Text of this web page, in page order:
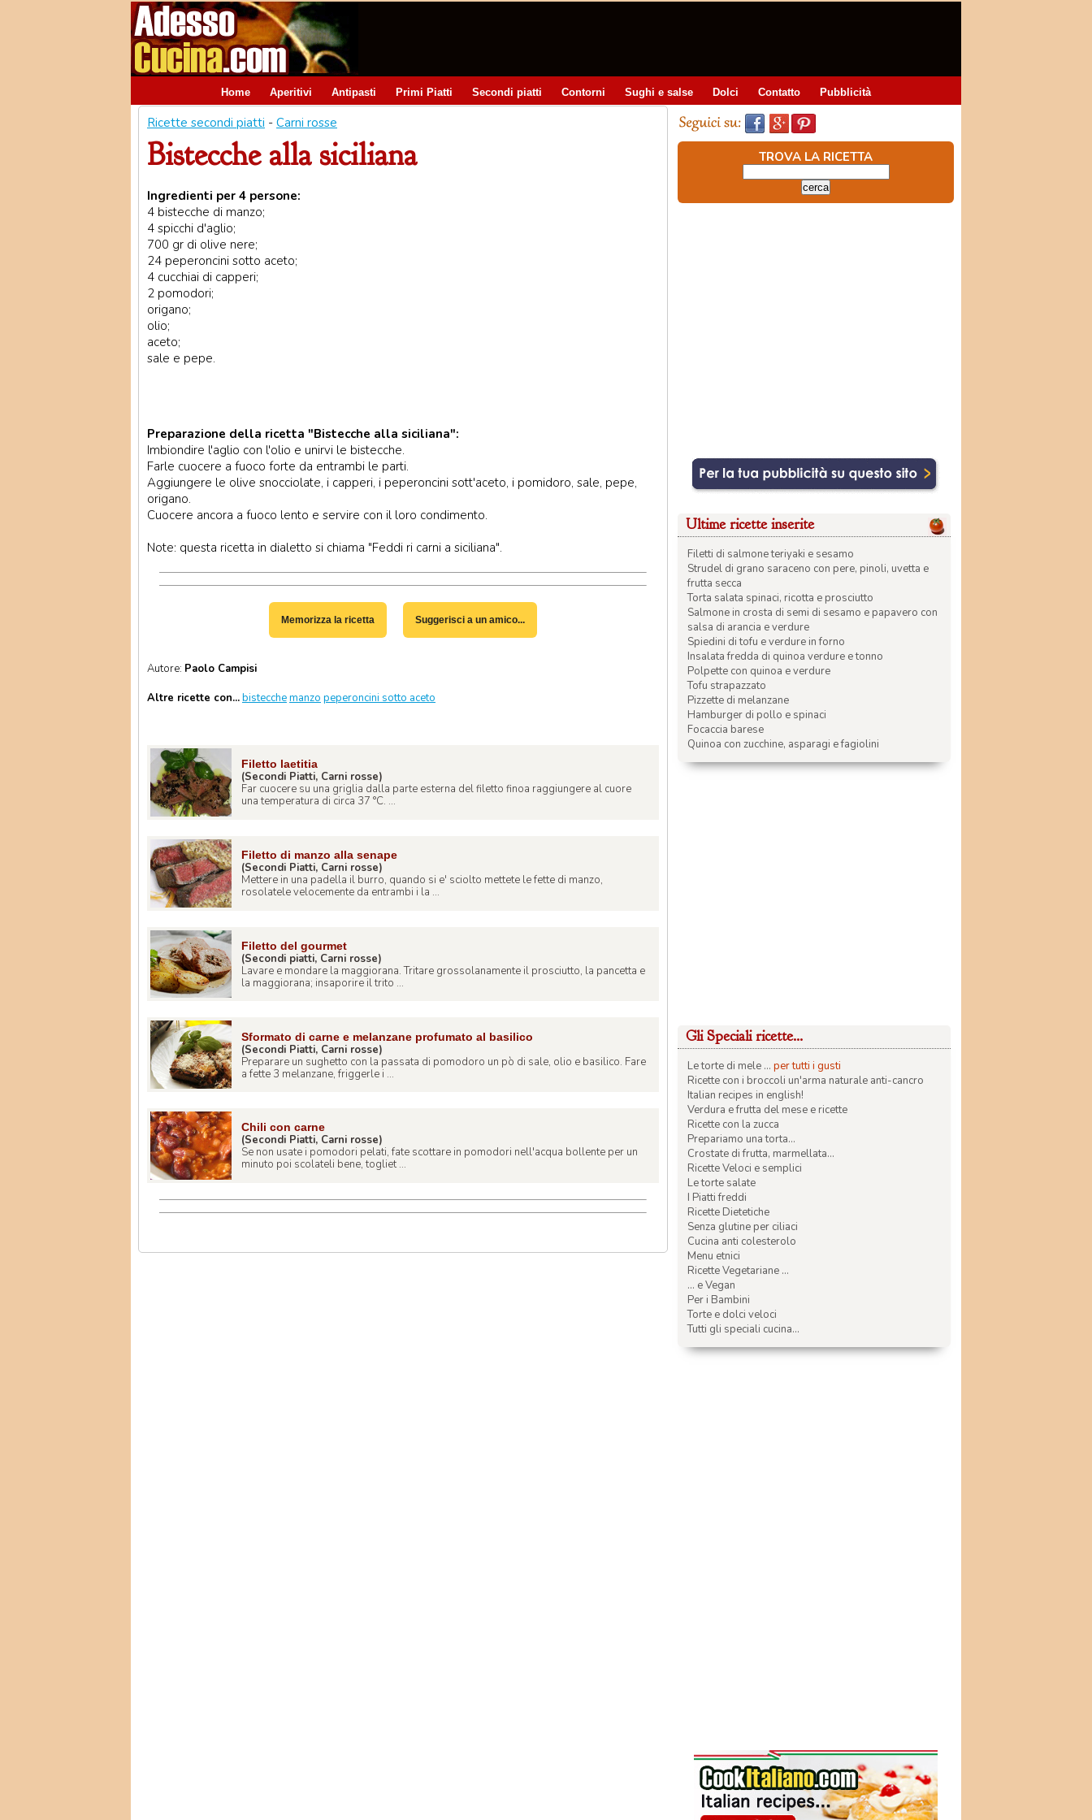
Home Aperitivi Antipasti Primi Piatti Secondi piatti Contorni Sughi e salse Dolci Contatto Pubblicità
Ricette secondi piatti - Carni rosse
Bistecche alla siciliana
Ingredienti per 4 persone:
4 bistecche di manzo;
4 spicchi d'aglio;
700 gr di olive nere;
24 peperoncini sotto aceto;
4 cucchiai di capperi;
2 pomodori;
origano;
olio;
aceto;
sale e pepe.
Preparazione della ricetta "Bistecche alla siciliana":
Imbiondire l'aglio con l'olio e unirvi le bistecche.
Farle cuocere a fuoco forte da entrambi le parti.
Aggiungere le olive snocciolate, i capperi, i peperoncini sott'aceto, i pomidoro, sale, pepe,
origano.
Cuocere ancora a fuoco lento e servire con il loro condimento.
Note: questa ricetta in dialetto si chiama "Feddi ri carni a siciliana".
Memorizza la ricetta Suggerisci a un amico...
Autore: Paolo Campisi
Altre ricette con...bistecchemanzo peperoncini sotto aceto
Filetto laetitia
(Secondi Piatti, Carni rosse)
Far cuocere su una griglia dalla parte esterna del filetto finoa raggiungere al cuore
una temperatura di circa 37 °C. ...
Filetto di manzo alla senape
(Secondi Piatti, Carni rosse)
Mettere in una padella il burro, quando si e' sciolto mettete le fette di manzo,
rosolatele velocemente da entrambi i la ...
Filetto del gourmet
(Secondi piatti, Carni rosse)
Lavare e mondare la maggiorana. Tritare grossolanamente il prosciutto, la pancetta e
la maggiorana; insaporire il trito ...
Sformato di carne e melanzane profumato al basilico
(Secondi Piatti, Carni rosse)
Preparare un sughetto con la passata di pomodoro un pò di sale, olio e basilico. Fare
a fette 3 melanzane, friggerle i ...
Chili con carne
(Secondi Piatti, Carni rosse)
Se non usate i pomodori pelati, fate scottare in pomodori nell'acqua bollente per un
minuto poi scolateli bene, togliet ...
TROVA LA RICETTA
Ultime ricette inserite
Filetti di salmone teriyaki e sesamo
Strudel di grano saraceno con pere, pinoli, uvetta e
frutta secca
Torta salata spinaci, ricotta e prosciutto
Salmone in crosta di semi di sesamo e papavero con
salsa di arancia e verdure
Spiedini di tofu e verdure in forno
Insalata fredda di quinoa verdure e tonno
Polpette con quinoa e verdure
Tofu strapazzato
Pizzette di melanzane
Hamburger di pollo e spinaci
Focaccia barese
Quinoa con zucchine, asparagi e fagiolini
Gli Speciali ricette...
Le torte di mele ... per tutti i gusti
Ricette con i broccoli un'arma naturale anti-cancro
Italian recipes in english!
Verdura e frutta del mese e ricette
Ricette con la zucca
Prepariamo una torta...
Crostate di frutta, marmellata...
Ricette Veloci e semplici
Le torte salate
I Piatti freddi
Ricette Dietetiche
Senza glutine per ciliaci
Cucina anti colesterolo
Menu etnici
Ricette Vegetariane ...
... e Vegan
Per i Bambini
Torte e dolci veloci
Tutti gli speciali cucina...